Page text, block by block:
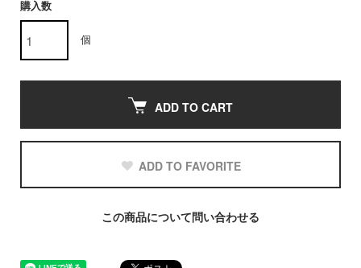
購入数
個
ADD TO CART
ADD TO FAVORITE
この商品について問い合わせる